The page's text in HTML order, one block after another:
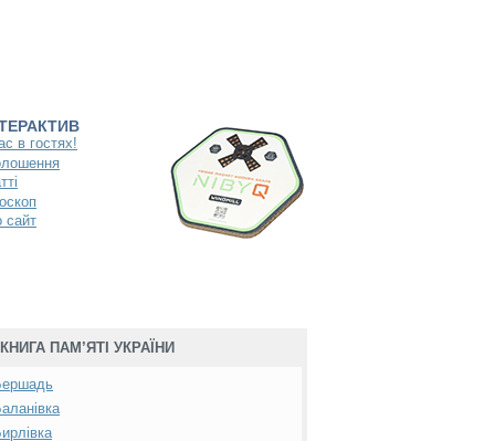
в гостях!
сайт
КНИГА ПАМ’ЯТІ УКРАЇНИ